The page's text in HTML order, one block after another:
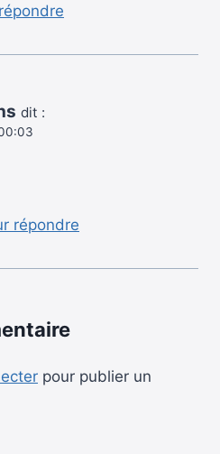
dit :
répondre
pour publier un